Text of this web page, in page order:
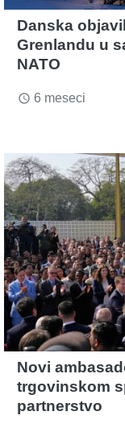
Danska
Grenlandu u
NATO
access_time 6 meseci
Novi
trgovinskom
partnerstvo